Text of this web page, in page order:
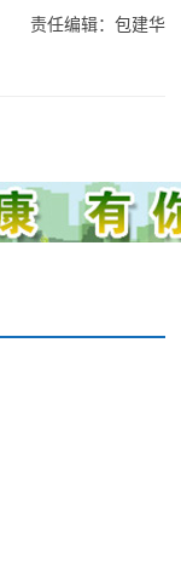
责任编辑：包建华